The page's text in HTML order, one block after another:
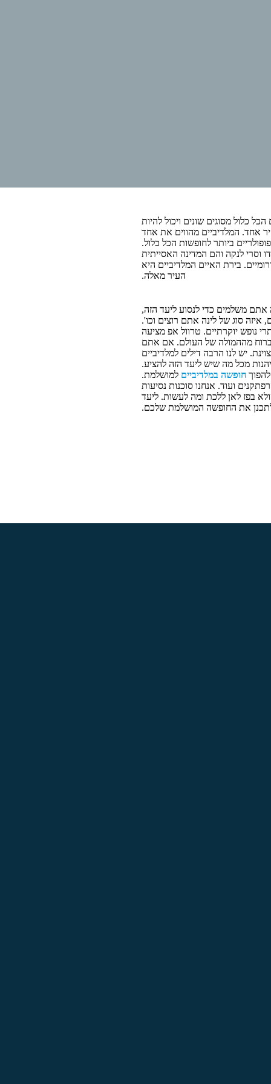
כלול מסוגים שונים ויכול להיות
אחד. המלדיביים מהווים את אחד
ביותר לחופשות הכל כלול.
בדרום מערב הודו וסרי לנקה והם המדינה האסייתית
בירת האיים המלדיביים היא
העיר מאלה.
אתם משלמים כדי לנסוע ליעד הזה,
סוג של לינה אתם רוצים וכו'.
נופש יוקרתיים. טרוול אפ מציעה
לברוח מההמולה של העולם. אם אתם
יש לנו הרבה דילים למלדיביים
מכל מה שיש ליעד הזה להציע.
חופשה במלדיביים למושלמת.
ועוד. אנחנו סוכנות נסיעות
בפז לאן ללכת ומה לעשות. ליעד
לתכנן את החופשה המושלמת שלכם.